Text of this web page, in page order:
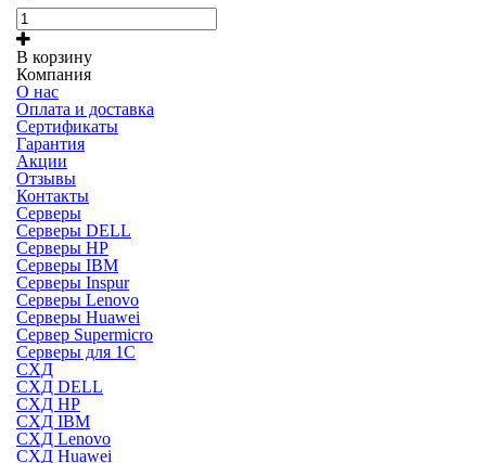
В корзину
Компания
О нас
Оплата и доставка
Сертификаты
Гарантия
Акции
Отзывы
Контакты
Серверы
Серверы DELL
Серверы HP
Серверы IBM
Серверы Inspur
Серверы Lenovo
Серверы Huawei
Сервер Supermicro
Серверы для 1C
СХД
СХД DELL
СХД HP
СХД IBM
СХД Lenovo
СХД Huawei